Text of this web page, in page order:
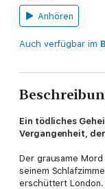
Anhören
Auch verfügbar im
Ein tödliches
Vergangenheit,
Der grausame
seinem
erschüttert